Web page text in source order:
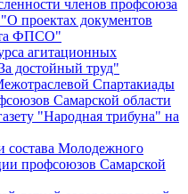
членов профсоюза
проектах документов
ФПСО"
агитационных
достойный труд"
Спартакиады
Самарской области
"Народная трибуна" на
состава Молодежного
профсоюзов Самарской